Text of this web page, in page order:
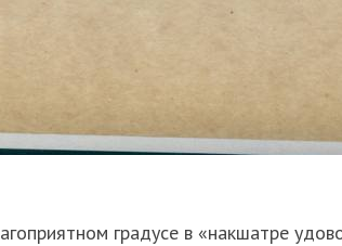
градусе в «накшатре